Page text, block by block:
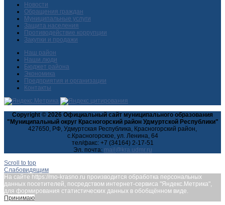
Новости
Обращения граждан
Муниципальные услуги
Защита населения
Противодействие коррупции
Закупки и продажи
Наш район
Наши люди
Бюджет района
Экономика
Предприятия и организации
Контакты
Copyright © 2026 Официальный сайт муниципального образования
"Муниципальный округ Красногорский район Удмуртской Республики"
427650, РФ, Удмуртская Республика, Красногорский район,
с.Красногорское, ул. Ленина, 64
тел/факс: +7 (34164) 2-17-51
Эл. почта:
Scroll to top
Слабовидящим
На сайте https://mo-krasno.ru производится обработка персональных
данных посетителей, посредством интернет-сервиса "Яндекс.Метрика",
для формирования статистических данных в обобщённом виде.
Принимаю